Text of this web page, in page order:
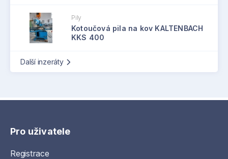
Pily
Kotoučová pila na kov KALTENBACH
KKS 400
Další inzeráty
Pro uživatele
Registrace